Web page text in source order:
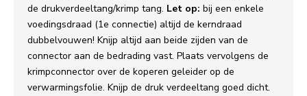
de drukverdeeltang/krimp tang. Let op: bij een enkele
voedingsdraad (1e connectie) altijd de kerndraad
dubbelvouwen! Knijp altijd aan beide zijden van de
connector aan de bedrading vast. Plaats vervolgens de
krimpconnector over de koperen geleider op de
verwarmingsfolie. Knijp de druk verdeeltang goed dicht.